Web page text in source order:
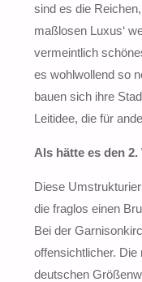
sind es die
maßlosen Luxus‘
vermeintlich
es wohlwollend so
bauen sich ihre
Leitidee, die für
Als hätte es den
Diese
die fraglos einen
Bei der
offensichtlicher. Die
deutschen